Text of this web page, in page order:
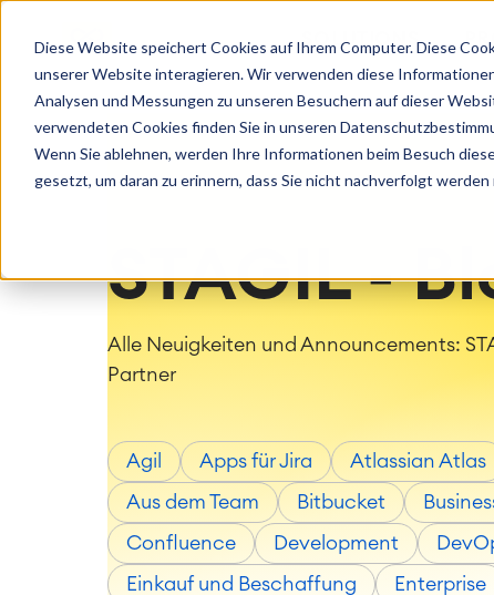
Diese Website speichert Cookies auf Ihrem Computer. Diese
unserer Website interagieren. Wir verwenden diese
Analysen und Messungen zu unseren Besuchern auf dieser
verwendeten Cookies finden Sie in unseren
Wenn Sie ablehnen, werden Ihre Informationen beim Besuch
gesetzt, um daran zu erinnern, dass Sie nicht nachverfolgt
SOLUTIONS
Work Management
Projektmanagement
Zeiterfassung, Planung und
Überstunden
Geschäftsprozesse
LMS / eLearning
Agile
DevOps
Agile
Test
Jira Software Jira
Trainings
Enterprise Public
Healthcare E-
Projekt Management Logistik
Einkauf
Erfahren Sie mehr über STAGIL
STAGIL -
Alle Neuigkeiten und Announcements:
Partner
Agil Apps für Jira Atlassian Atlas
Aus dem Team Bitbucket
Confluence Development
Einkauf und Beschaffung Enterprise